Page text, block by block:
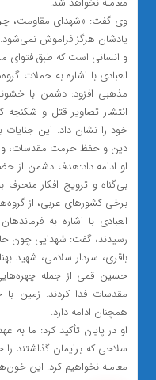
وی گفت: «شهدای مقاومت،
یادشان هرگز فراموش
و انسانی است که طبق
العبادی با اشاره به حملات
مذهبی افزود: دشمن با
انتشار تصاویر قتل و شکنجه
خود را نشان داد. این
دین و حفظ حرمت مقدسات،
او ادامه داد:هدف دشمن از
بی‌گناه و ترویج افکار منحرف
برخی کشورهای عربی، از
العبادی با اشاره به
رسیدند، گفت: شهدایی چون
باقری، سردار سلامی، شهید
حسین قمی از جمله
مقدسات فدا کردند. زمین
همچنان ادامه دارد.
او در پایان تأکید کرد: ما به
سلاحی که برایمان گذاشتند
معامله نخواهیم کرد. این